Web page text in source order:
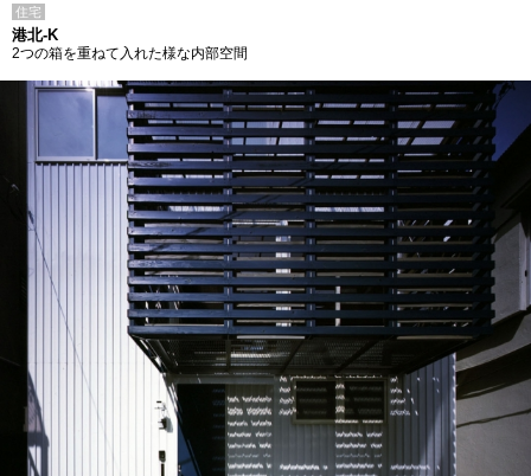
住宅
港北-K
2つの箱を重ねて入れた様な内部空間